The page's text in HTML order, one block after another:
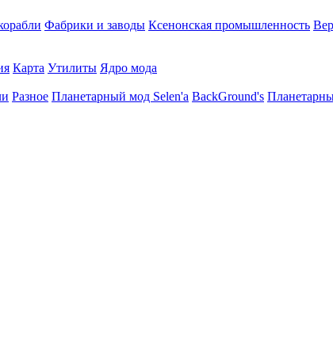
Фабрики и заводы Ксенонская промышленность
Карта Утилиты Ядро мода
Разное Планетарный мод Selen'a BackGround's